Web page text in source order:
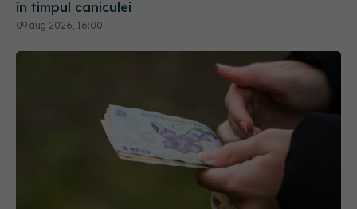
Statul acordă un sprijin de 15.000 de lei. Cine
poate depune cererea din 17 august